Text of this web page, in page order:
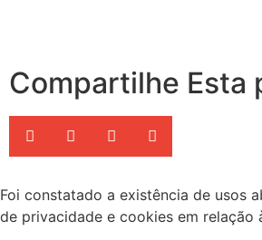
Compartilhe Esta
Foi constatado a existência de usos
de privacidade e cookies em relação